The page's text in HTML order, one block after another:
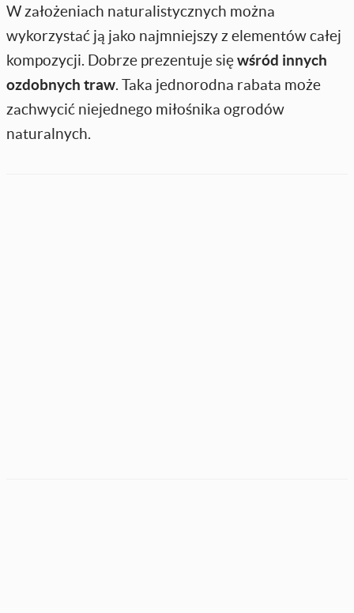
W założeniach naturalistycznych można
wykorzystać ją jako najmniejszy z elementów całej
kompozycji. Dobrze prezentuje sięwśród innych
ozdobnych traw. Taka jednorodna rabata może
zachwycić niejednego miłośnika ogrodów
naturalnych.